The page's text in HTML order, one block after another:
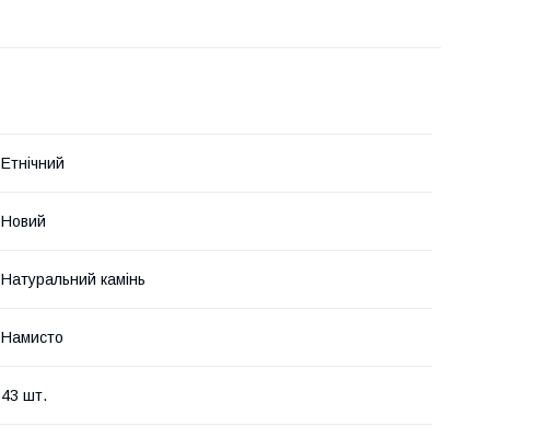
Етнічний
Новий
Натуральний камінь
Намисто
43 шт.